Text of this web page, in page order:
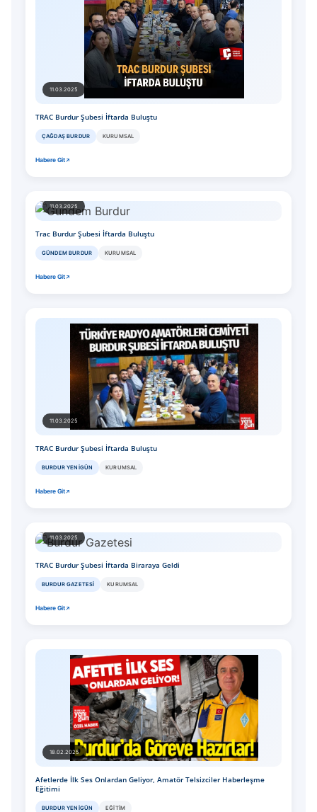
11.03.2025
TRAC Burdur Şubesi İftarda Buluştu
ÇAĞDAŞ BURDUR KURUMSAL
Habere Git
11.03.2025
Trac Burdur Şubesi İftarda Buluştu
GÜNDEM BURDUR KURUMSAL
Habere Git
11.03.2025
TRAC Burdur Şubesi İftarda Buluştu
BURDUR YENIGÜN KURUMSAL
Habere Git
11.03.2025
TRAC Burdur Şubesi İftarda Biraraya Geldi
BURDUR GAZETESI KURUMSAL
Habere Git
18.02.2025
Afetlerde İlk Ses Onlardan Geliyor, Amatör Telsizciler Haberleşme
Eğitimi
BURDUR YENIGÜN EĞITIM